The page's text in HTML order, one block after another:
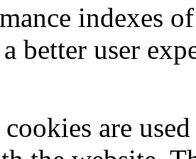
indexes
better user
are